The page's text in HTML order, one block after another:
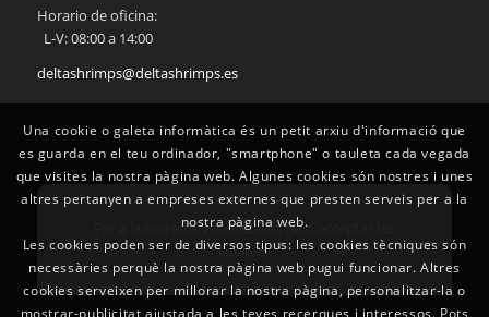
Horario de oficina:
L-V: 08:00 a 14:00
deltashrimps@deltashrimps.es
Per a la correcta visualització, ha d'acceptar les
cookies.
Una cookie o galeta informàtica és un petit arxiu d'informació que
es guarda en el teu ordinador, "smartphone" o tauleta cada vegada
que visites la nostra pàgina web. Algunes cookies són nostres i unes
altres pertanyen a empreses externes que presten serveis per a la
nostra pàgina web.
Les cookies poden ser de diversos tipus: les cookies tècniques són
necessàries perquè la nostra pàgina web pugui funcionar. Altres
cookies serveixen per millorar la nostra pàgina, personalitzar-la o